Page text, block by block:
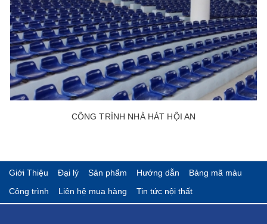
CÔNG TRÌNH NHÀ HÁT HỘI AN
Giới Thiệu Đại lý Sản phẩm Hướng dẫn
Bảng mã màu
Công trình
Liên hệ mua hàng Tin tức nội thất